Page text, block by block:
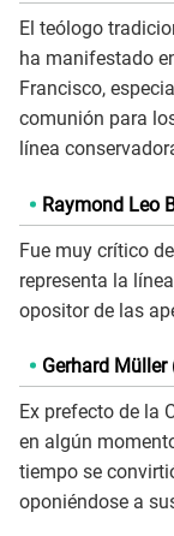
El teólogo
ha manifestado
Francisco,
comunión para
línea
Raymond Leo
Fue muy crítico
representa la
opositor de las
Gerhard
Ex prefecto de la
en algún
tiempo se
oponiéndose a